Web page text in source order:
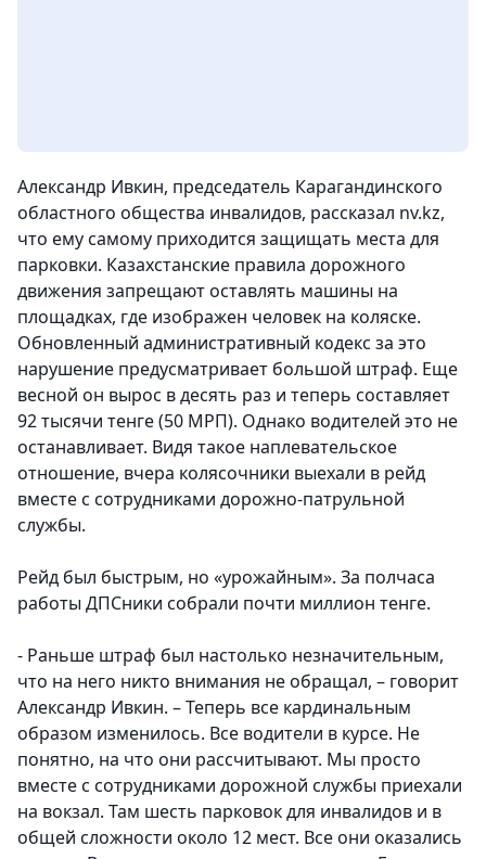
Александр Ивкин, председатель Карагандинского
областного общества инвалидов, рассказал nv.kz,
что ему самому приходится защищать места для
парковки. Казахстанские правила дорожного
движения запрещают оставлять машины на
площадках, где изображен человек на коляске.
Обновленный административный кодекс за это
нарушение предусматривает большой штраф. Еще
весной он вырос в десять раз и теперь составляет
92 тысячи тенге (50 МРП). Однако водителей это не
останавливает. Видя такое наплевательское
отношение, вчера колясочники выехали в рейд
вместе с сотрудниками дорожно-патрульной
службы.
Рейд был быстрым, но «урожайным». За полчаса
работы ДПСники собрали почти миллион тенге.
- Раньше штраф был настолько незначительным,
что на него никто внимания не обращал, – говорит
Александр Ивкин. – Теперь все кардинальным
образом изменилось. Все водители в курсе. Не
понятно, на что они рассчитывают. Мы просто
вместе с сотрудниками дорожной службы приехали
на вокзал. Там шесть парковок для инвалидов и в
общей сложности около 12 мест. Все они оказались